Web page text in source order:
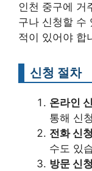
인천 중구에 거
구나 신청할 수
적이 있어야 합
신청 절차
온라인
통해 신
전화 신청
수도 있
방문 신청